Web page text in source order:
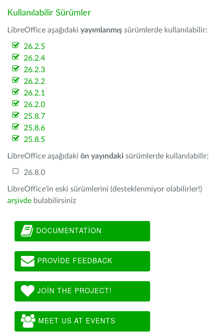
Kullanılabilir Sürümler
LibreOffice aşağıdaki yayımlanmış sürümlerde kullanılabilir:
26.2.5
26.2.4
26.2.3
26.2.2
26.2.1
26.2.0
25.8.7
25.8.6
25.8.5
LibreOffice aşağıdaki ön yayındaki sürümlerde kullanılabilir:
26.8.0
LibreOffice'in eski sürümlerini (desteklenmiyor olabilirler!)
arşivde bulabilirsiniz
DOCUMENTATION
PROVIDE FEEDBACK
JOIN THE PROJECT!
MEET US AT EVENTS